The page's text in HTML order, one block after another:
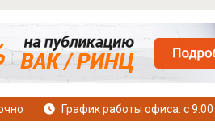
График работы офиса: с